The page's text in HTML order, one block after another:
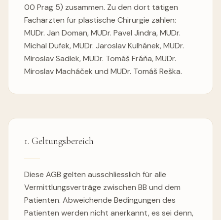
00 Prag 5) zusammen. Zu den dort tätigen
Fachärzten für plastische Chirurgie zählen:
MUDr. Jan Doman, MUDr. Pavel Jindra, MUDr.
Michal Dufek, MUDr. Jaroslav Kulhánek, MUDr.
Miroslav Sadlek, MUDr. Tomáš Fráňa, MUDr.
Miroslav Macháček und MUDr. Tomáš Reška.
1. Geltungsbereich
Diese AGB gelten ausschliesslich für alle
Vermittlungsverträge zwischen BB und dem
Patienten. Abweichende Bedingungen des
Patienten werden nicht anerkannt, es sei denn,